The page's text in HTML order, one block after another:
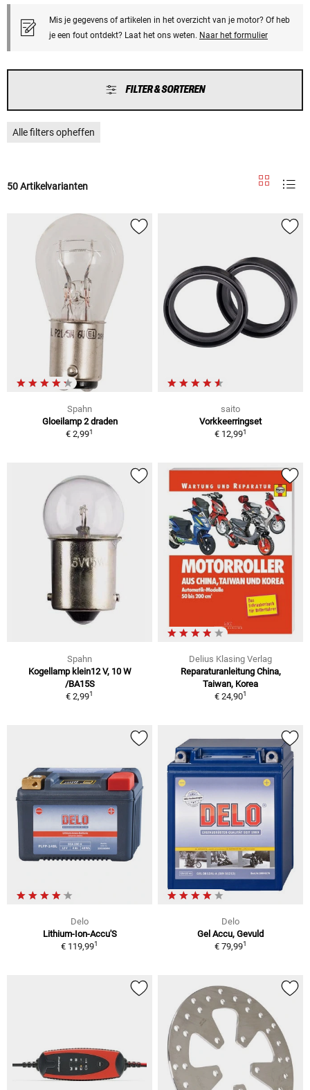
Mis je gegevens of artikelen in het overzicht van je motor? Of heb
je een fout ontdekt? Laat het ons weten. Naar het formulier
FILTER & SORTEREN
Alle filters opheffen
50 Artikelvarianten
Spahn
Gloeilamp 2 draden
€ 2,991
saito
Vorkkeerringset
€ 12,991
Spahn
Kogellamp klein12 V, 10 W
/BA15S
€ 2,991
Delius Klasing Verlag
Reparaturanleitung China,
Taiwan, Korea
€ 24,901
Delo
Lithium-Ion-Accu'S
€ 119,991
Delo
Gel Accu, Gevuld
€ 79,991